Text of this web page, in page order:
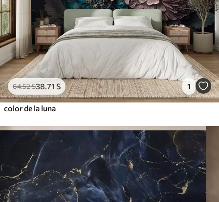
64.52S38 .71 S 1
color de la luna